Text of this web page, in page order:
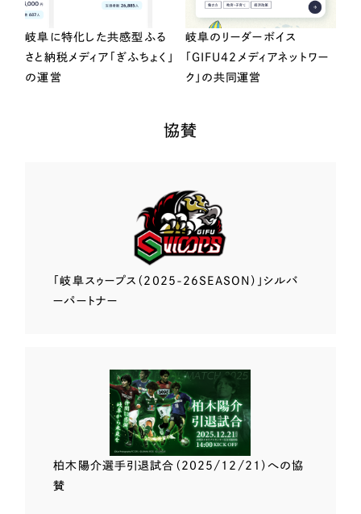
岐阜に特化した共感型ふる
さと納税メディア「ぎふちょく」
の運営
岐阜のリーダーボイス
「GIFU42メディアネットワー
ク」の共同運営
協賛
「岐阜スゥープス （2025-26SEASON）」 シルバ
ーパートナー
柏木陽介選手引退試合（2025/12/21）への協
賛